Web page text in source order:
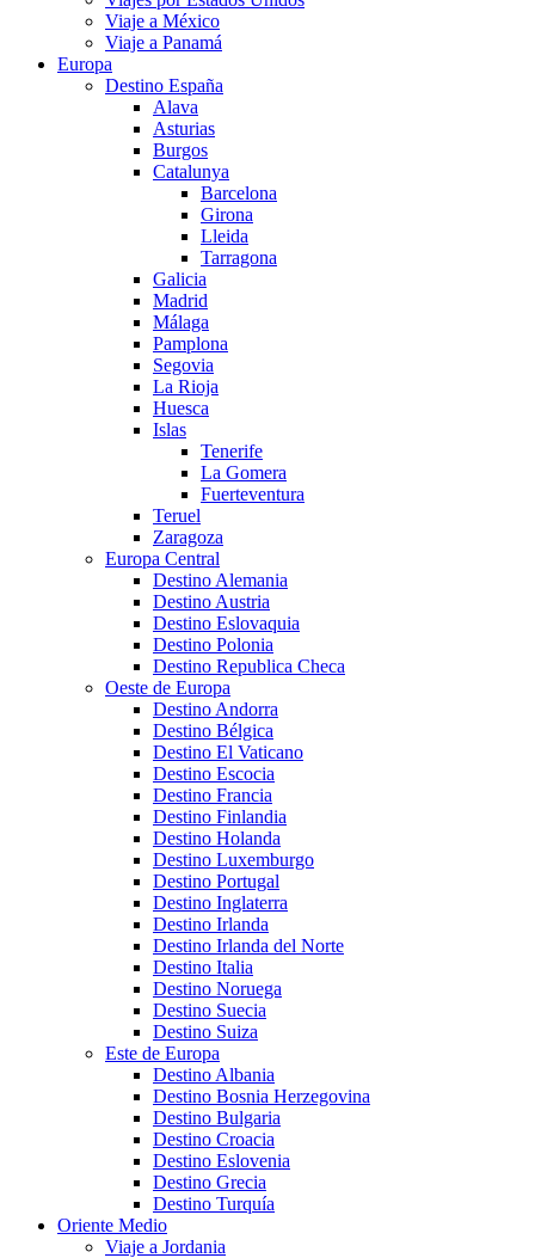
Viaje a México
Viaje a Panamá
Europa
Destino España
Alava
Asturias
Burgos
Catalunya
Barcelona
Girona
Lleida
Tarragona
Galicia
Madrid
Málaga
Pamplona
Segovia
La Rioja
Huesca
Islas
Tenerife
La Gomera
Fuerteventura
Teruel
Zaragoza
Europa Central
Destino Alemania
Destino Austria
Destino Eslovaquia
Destino Polonia
Destino Republica Checa
Oeste de Europa
Destino Andorra
Destino Bélgica
Destino El Vaticano
Destino Escocia
Destino Francia
Destino Finlandia
Destino Holanda
Destino Luxemburgo
Destino Portugal
Destino Inglaterra
Destino Irlanda
Destino Irlanda del Norte
Destino Italia
Destino Noruega
Destino Suecia
Destino Suiza
Este de Europa
Destino Albania
Destino Bosnia Herzegovina
Destino Bulgaria
Destino Croacia
Destino Eslovenia
Destino Grecia
Destino Turquía
Oriente Medio
Viaje a Jordania